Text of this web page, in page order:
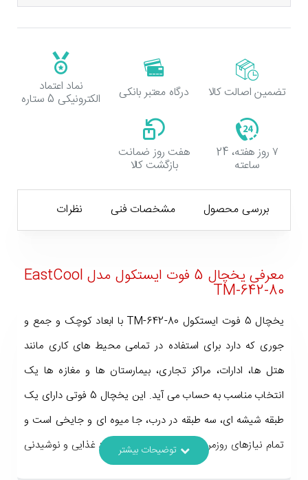
تضمین اصالت کالا
۷ روز هفته، 24
ساعته
درگاه معتبر بانکی
هفت روز ضمانت
بازگشت کالا
نماد اعتماد
الکترونیکی 5 ستاره
بررسی محصول مشخصات فنی نظرات
معرفی یخچال 5 فوت ایستکول مدل EastCool
TM-642-80
یخچال 5 فوت ایستکول TM-642-80 با ابعاد کوچک و جمع و
جوری که دارد برای استفاده در تمامی محیط های کاری مانند
هتل ها، ادارات، مراکز تجاری، بیمارستان ها و مغازه ها یک
انتخاب مناسب به حساب می آید. این یخچال 5 فوتی دارای یک
طبقه شیشه ای، سه طبقه در درب، جا میوه ای و جایخی است و
تمام نیازهای روزمره شما برای نگهداری از مواد غذایی و نوشیدنی